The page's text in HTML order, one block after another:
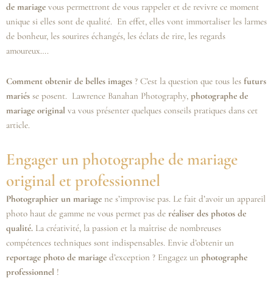
de mariage vous permettront de vous rappeler et de revivre ce moment
unique si elles sont de qualité. En effet, elles vont immortaliser les larmes
de bonheur, les sourires échangés, les éclats de rire, les regards
amoureux….
Comment obtenir de belles images ? C’est la question que tous les futurs
mariés se posent. Lawrence Banahan Photography, photographe de
mariage original va vous présenter quelques conseils pratiques dans cet
article.
Engager un photographe de mariage
original et professionnel
Photographier un mariage ne s’improvise pas. Le fait d’avoir un appareil
photo haut de gamme ne vous permet pas de réaliser des photos de
qualité. La créativité, la passion et la maîtrise de nombreuses
compétences techniques sont indispensables. Envie d’obtenir un
reportage photo de mariage d’exception ? Engagez un photographe
professionnel !